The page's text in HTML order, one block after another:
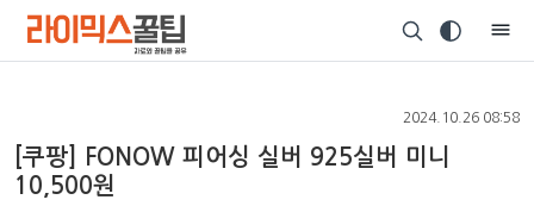
2024.10.26 08:58
[쿠팡] FONOW 피어싱 실버 925실버 미니
10,500원
Sketchbook5, 스케치북5